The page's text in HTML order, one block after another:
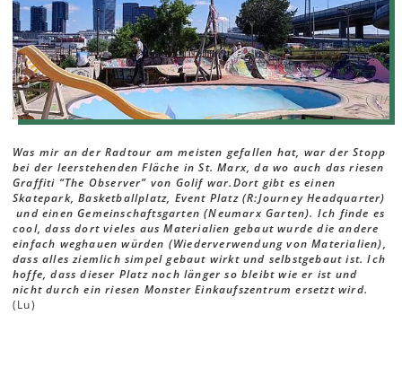
Was mir an der Radtour am meisten gefallen hat, war der Stopp
bei der leerstehenden Fläche in St. Marx, da wo auch das riesen
Graffiti “The Observer” von Golif war.Dort gibt es einen
Skatepark, Basketballplatz, Event Platz (R:Journey Headquarter)
und einen Gemeinschaftsgarten (Neumarx Garten). Ich finde es
cool, dass dort vieles aus Materialien gebaut wurde die andere
einfach weghauen würden (Wiederverwendung von Materialien),
dass alles ziemlich simpel gebaut wirkt und selbstgebaut ist. Ich
hoffe, dass dieser Platz noch länger so bleibt wie er ist und
nicht durch ein riesen Monster Einkaufszentrum ersetzt wird.
(Lu)